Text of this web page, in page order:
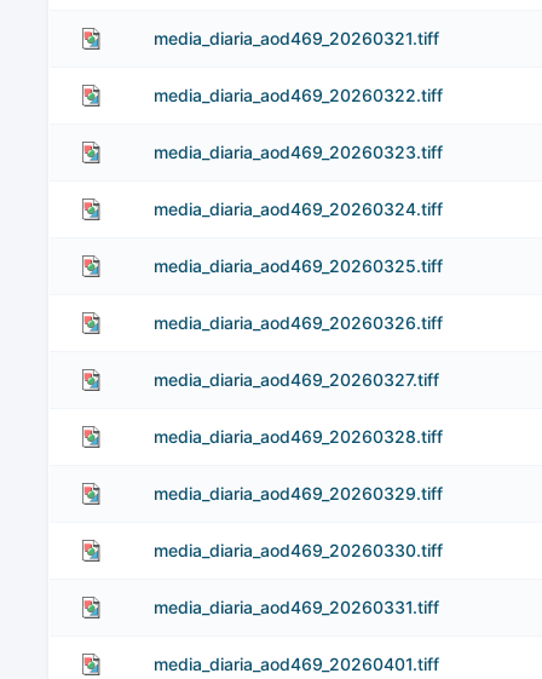
media_diaria_aod469_20260321.tiff
media_diaria_aod469_20260322.tiff
media_diaria_aod469_20260323.tiff
media_diaria_aod469_20260324.tiff
media_diaria_aod469_20260325.tiff
media_diaria_aod469_20260326.tiff
media_diaria_aod469_20260327.tiff
media_diaria_aod469_20260328.tiff
media_diaria_aod469_20260329.tiff
media_diaria_aod469_20260330.tiff
media_diaria_aod469_20260331.tiff
media_diaria_aod469_20260401.tiff